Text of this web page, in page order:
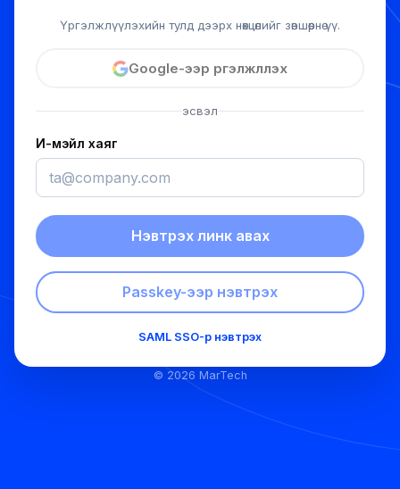
Үргэлжлүүлэхийн тулд дээрх нөхцөлийг зөвшөөрнө үү.
Google-ээр үргэлжлүүлэх
эсвэл
И-мэйл хаяг
Нэвтрэх линк авах
Passkey-ээр нэвтрэх
SAML SSO-р нэвтрэх
© 2026 MarTech